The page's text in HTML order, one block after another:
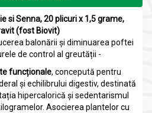
si Senna, 20 plicuri x 1,5 grame,
(fost Biovit)
balonării și diminuarea poftei
de control al greutății -
funcționale, concepută pentru
și echilibrului digestiv, destinată
hipercalorică și sedentarismul
Asocierea plantelor cu